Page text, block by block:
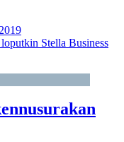
Stella Business